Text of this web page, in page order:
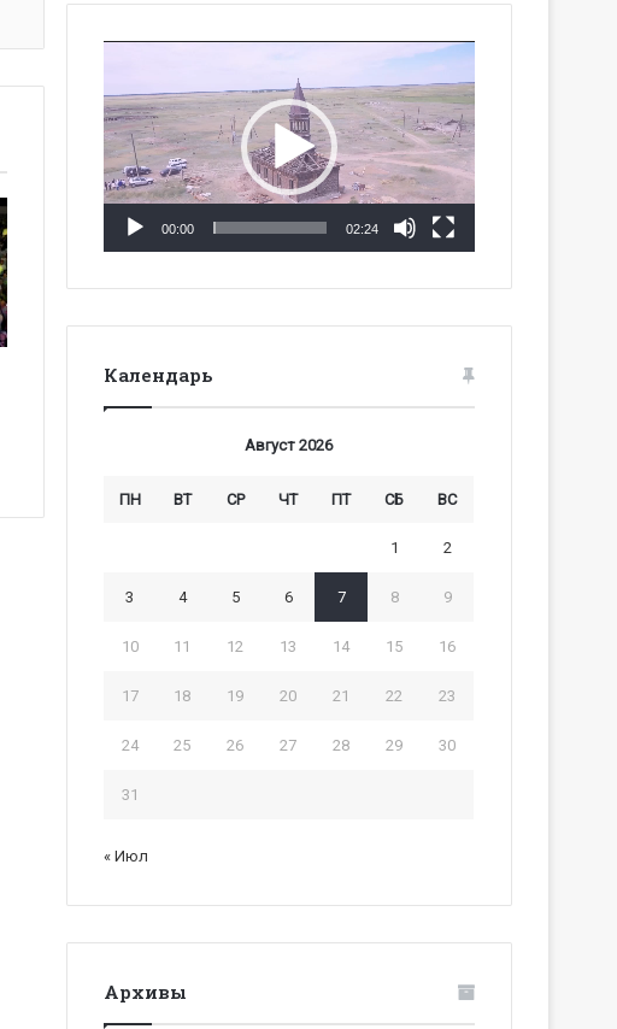
00:00 02:24
Календарь
Август 2026
ПН ВТ СР ЧТ ПТ СБ ВС
1 2
3 4 5 6 7 8 9
10 11 12 13 14 15 16
17 18 19 20 21 22 23
24 25 26 27 28 29 30
31
« Июл
Архивы